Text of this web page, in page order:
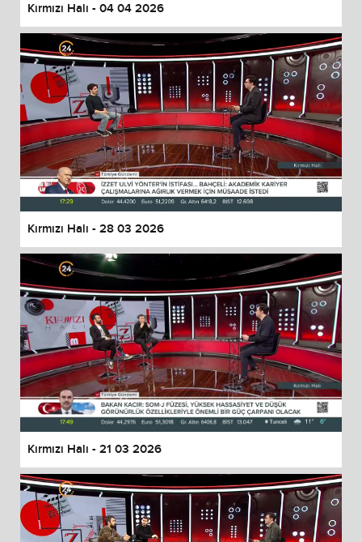
Kırmızı Halı - 04 04 2026
Kırmızı Halı - 28 03 2026
Kırmızı Halı - 21 03 2026